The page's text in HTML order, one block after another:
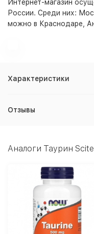
Интернет-магазин
России. Среди них:
можно в Краснодаре,
Характеристики
Отзывы
Аналоги Таурин